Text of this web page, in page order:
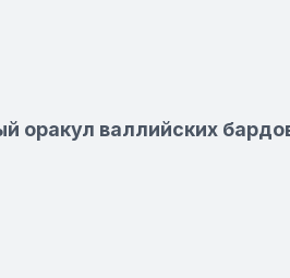
оракул валлийских